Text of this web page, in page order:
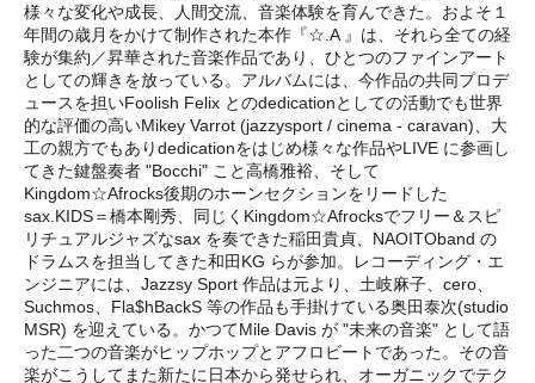
様々な変化や成長、人間交流、音楽体験を育んできた。およそ１
年間の歳月をかけて制作された本作『☆.A 』は、それら全ての経
験が集約／昇華された音楽作品であり、ひとつのファインアート
としての輝きを放っている。アルバムには、今作品の共同プロデ
ュースを担いFoolish Felix とのdedicationとしての活動でも世界
的な評価の高いMikey Varrot (jazzysport / cinema - caravan)、大
工の親方でもありdedicationをはじめ様々な作品やLIVE に参画し
てきた鍵盤奏者 "Bocchi" こと高橋雅裕、そして
Kingdom☆Afrocks後期のホーンセクションをリードした
sax.KIDS＝橋本剛秀、同じくKingdom☆Afrocksでフリー＆スピ
リチュアルジャズなsax を奏できた稲田貴貞、NAOITOband の
ドラムスを担当してきた和田KG らが参加。レコーディング・エ
ンジニアには、Jazzsy Sport 作品は元より、土岐麻子、cero、
Suchmos、Fla$hBackS 等の作品も手掛けている奥田泰次(studio
MSR) を迎えている。かつてMile Davis が "未来の音楽" として語
った二つの音楽がヒップホップとアフロビートであった。その音
楽がこうしてまた新たに日本から発せられ、オーガニックでテク